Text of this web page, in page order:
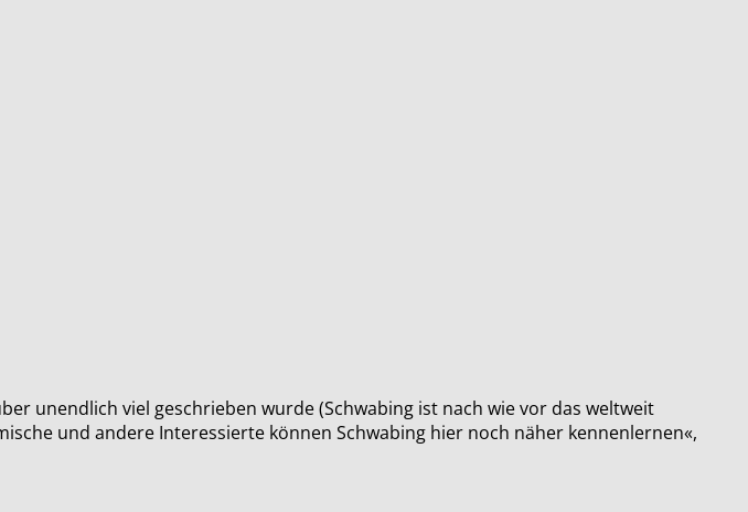
unendlich viel geschrieben wurde (Schwabing ist nach wie vor das weltweit
und andere Interessierte können Schwabing hier noch näher kennenlernen«,